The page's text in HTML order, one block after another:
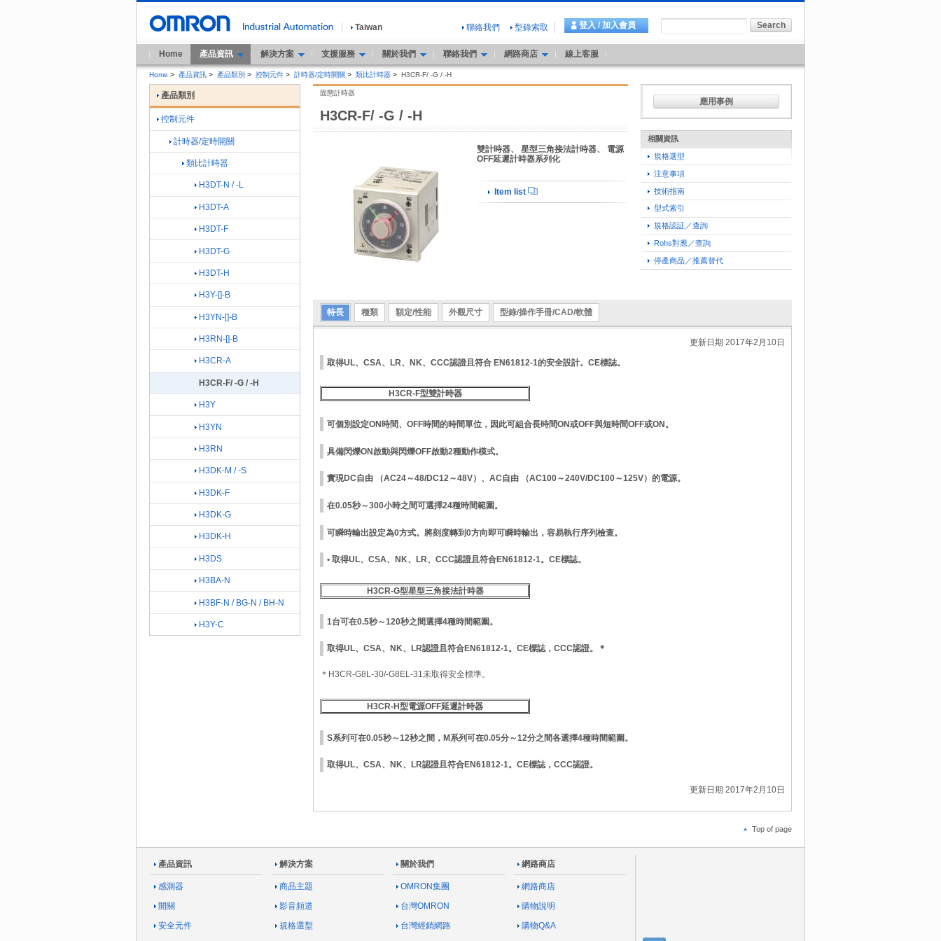
Taiwan 聯絡我們 型錄索取 登入 / 加入會員
Home 產品資訊 解決方案 支援服務 關於我們 聯絡我們 網路商店 線上客服
Home > 產品資訊 > 產品類別 > 控制元件 > 計時器/定時開關 > 類比計時器 > H3CR-F/ -G / -H
H3CR-F/ -G / -H
固態計時器
雙計時器、 星型三角接法計時器、 電源
OFF延遲計時器系列化
Item list
應用事例
相關資訊
規格選型
注意事項
技術指南
型式索引
規格認証／查詢
Rohs對應／查詢
停產商品／推薦替代
特長 種類 額定/性能 外觀尺寸 型錄/操作手冊/CAD/軟體
更新日期 2017年2月10日
取得UL、CSA、LR、NK、CCC認證且符合 EN61812-1的安全設計。CE標誌。
H3CR-F型雙計時器
可個別設定ON時間、OFF時間的時間單位，因此可組合長時間ON或OFF與短時間OFF或ON。
具備閃爍ON啟動與閃爍OFF啟動2種動作模式。
實現DC自由 （AC24～48/DC12～48V）、AC自由 （AC100～240V/DC100～125V）的電源。
在0.05秒～300小時之間可選擇24種時間範圍。
可瞬時輸出設定為0方式。將刻度轉到0方向即可瞬時輸出，容易執行序列檢查。
• 取得UL、CSA、NK、LR、CCC認證且符合EN61812-1。CE標誌。
H3CR-G型星型三角接法計時器
1台可在0.5秒～120秒之間選擇4種時間範圍。
取得UL、CSA、NK、LR認證且符合EN61812-1。CE標誌，CCC認證。＊
＊H3CR-G8L-30/-G8EL-31未取得安全標準。
H3CR-H型電源OFF延遲計時器
S系列可在0.05秒～12秒之間，M系列可在0.05分～12分之間各選擇4種時間範圍。
取得UL、CSA、NK、LR認證且符合EN61812-1。CE標誌，CCC認證。
更新日期 2017年2月10日
產品類別
控制元件
計時器/定時開關
類比計時器
H3DT-N / -L
H3DT-A
H3DT-F
H3DT-G
H3DT-H
H3Y-[]-B
H3YN-[]-B
H3RN-[]-B
H3CR-A
H3CR-F/ -G / -H
H3Y
H3YN
H3RN
H3DK-M / -S
H3DK-F
H3DK-G
H3DK-H
H3DS
H3BA-N
H3BF-N / BG-N / BH-N
H3Y-C
Top of page
產品資訊
感測器
開關
安全元件
解決方案
商品主題
影音頻道
規格選型
關於我們
OMRON集團
台灣OMRON
台灣經銷網路
網路商店
網路商店
購物說明
購物Q&A